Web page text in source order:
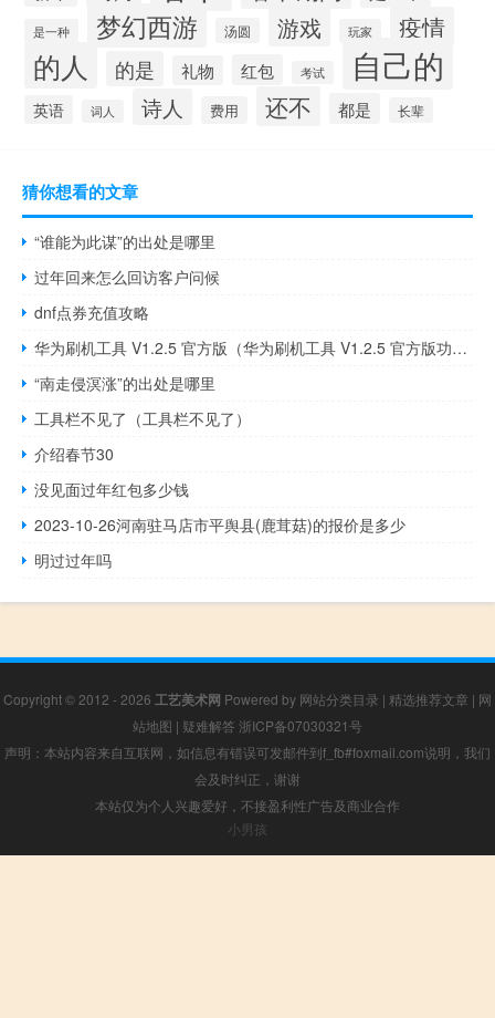
是一种 梦幻西游 汤圆 游戏 玩家 疫情
的人 的是 礼物 红包 考试 自己的
英语 词人 诗人 费用 还不 都是 长辈
猜你想看的文章
“谁能为此谋”的出处是哪里
过年回来怎么回访客户问候
dnf点券充值攻略
华为刷机工具 V1.2.5 官方版（华为刷机工具 V1.2.5 官方版功能简介）
“南走侵溟涨”的出处是哪里
工具栏不见了（工具栏不见了）
介绍春节30
没见面过年红包多少钱
2023-10-26河南驻马店市平舆县(鹿茸菇)的报价是多少
明过过年吗
Copyright © 2012 - 2026 工艺美术网 Powered by 网站分类目录 | 精选推荐文章 | 网
站地图 | 疑难解答 浙ICP备07030321号
声明：本站内容来自互联网，如信息有错误可发邮件到f_fb#foxmail.com说明，我们
会及时纠正，谢谢
本站仅为个人兴趣爱好，不接盈利性广告及商业合作
小男孩